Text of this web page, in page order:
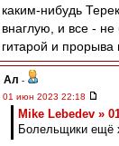
каким-нибудь
внаглую, и все -
гитарой и прорыва
Ал -
01 июн 2023 22:18
Mike Lebedev »
Болельщики ещё